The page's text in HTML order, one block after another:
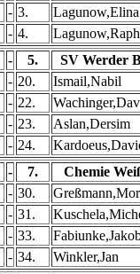
- 3.
Lagunow,Elina
- 4.
- 5.
SV Werder
- 20.
Ismail,Nabil
- 22.
- 23.
Aslan,Dersim
- 24.
- 7.
Chemie
- 30.
- 31.
- 33.
- 34.
Winkler,Jan